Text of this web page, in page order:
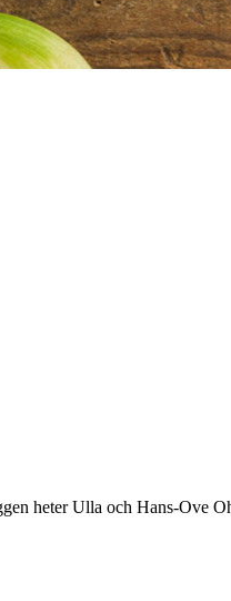
heter Ulla och Hans-Ove